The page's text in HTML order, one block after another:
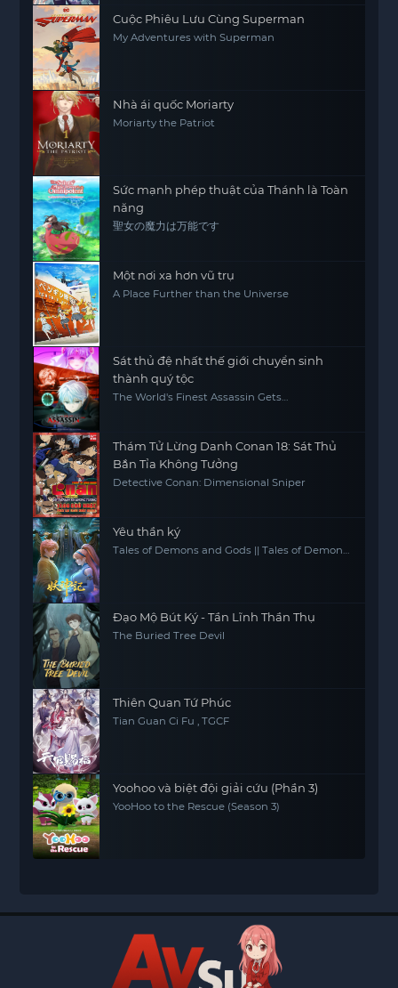
Cuộc Phiêu Lưu Cùng Superman
My Adventures with Superman
Nhà ái quốc Moriarty
Moriarty the Patriot
Sức mạnh phép thuật của Thánh là Toàn
năng
聖女の魔力は万能です
Một nơi xa hơn vũ trụ
A Place Further than the Universe
Sát thủ đệ nhất thế giới chuyển sinh
thành quý tộc
The World's Finest Assassin Gets
Thám Tử Lừng Danh Conan 18: Sát Thủ
Bắn Tỉa Không Tưởng
Detective Conan: Dimensional Sniper
Yêu thần ký
Tales of Demons and Gods || Tales of Demon
Đạo Mộ Bút Ký - Tần Lĩnh Thần Thụ
The Buried Tree Devil
Thiên Quan Tứ Phúc
Tian Guan Ci Fu , TGCF
Yoohoo và biệt đội giải cứu (Phần 3)
YooHoo to the Rescue (Season 3)